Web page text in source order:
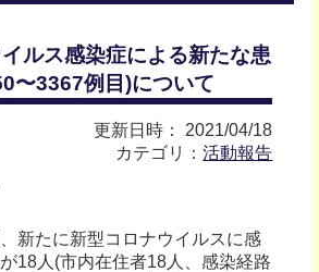
ルス感染症による新たな患
〜3367例目)について
更新日時： 2021/04/18
カテゴリ：活動報告
新たに新型コロナウイルスに感
18人(市内在住者18人、感染経路